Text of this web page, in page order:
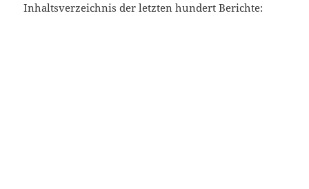
Inhaltsverzeichnis der letzten hundert Berichte: